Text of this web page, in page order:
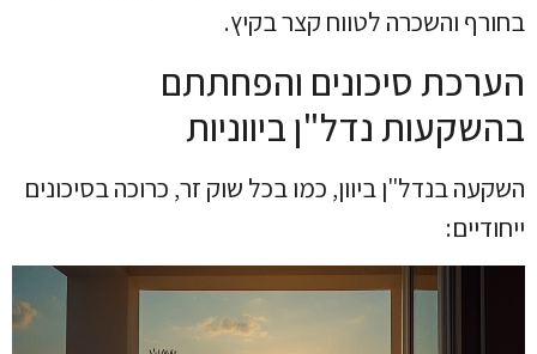
בחורף והשכרה לטווח קצר בקיץ.
הערכת סיכונים והפחתתם
בהשקעות נדל"ן ביווניות
השקעה בנדל"ן ביוון, כמו בכל שוק זר, כרוכה בסיכונים
ייחודיים: